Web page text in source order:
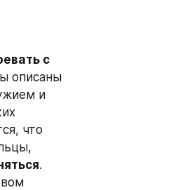
с
описаны
и
что
.